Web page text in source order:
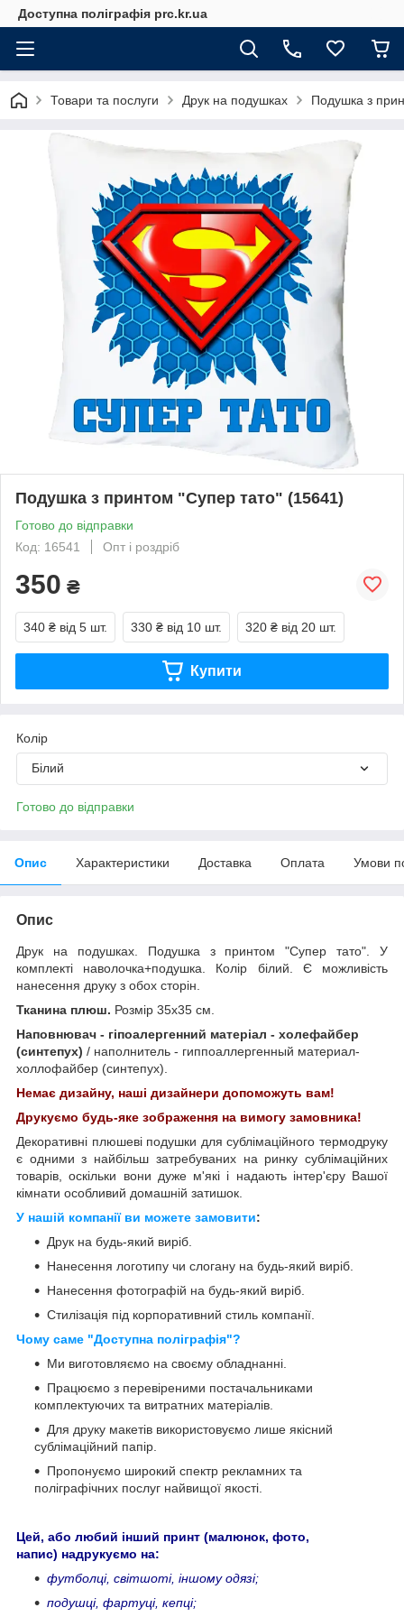
Доступна поліграфія prc.kr.ua
Товари та послуги Друк на подушках Подушка з
Подушка з принтом "Супер тато" (15641)
Готово до відправки
Код: 16541
Опт і роздріб
350 ₴
340 ₴ від 5 шт. 330 ₴ від 10 шт. 320 ₴ від 20 шт.
Купити
Колір
Білий
Готово до відправки
Опис Характеристики Доставка Оплата Умови
Опис
Друк на подушках. Подушка з принтом "Супер тато". У
комплекті наволочка+подушка. Колір білий. Є можливість
нанесення друку з обох сторін.
Тканина плюш. Розмір 35х35 см.
Наповнювач - гіпоалергенний матеріал - холефайбер
(синтепух) / наполнитель - гиппоаллергенный материал-
холлофайбер (синтепух).
Немає дизайну, наші дизайнери допоможуть вам!
Друкуємо будь-яке зображення на вимогу замовника!
Декоративні плюшеві подушки для сублімаційного термодруку
є одними з найбільш затребуваних на ринку сублімаційних
товарів, оскільки вони дуже м'які і надають інтер'єру Вашої
кімнати особливий домашній затишок.
У нашій компанії ви можете замовити:
Друк на будь-який виріб.
Нанесення логотипу чи слогану на будь-який виріб.
Нанесення фотографій на будь-який виріб.
Стилізація під корпоративний стиль компанії.
Чому саме "Доступна поліграфія"?
Ми виготовляємо на своєму обладнанні.
Працюємо з перевіреними постачальниками
комплектуючих та витратних матеріалів.
Для друку макетів використовуємо лише якісний
сублімаційний папір.
Пропонуємо широкий спектр рекламних та
поліграфічних послуг найвищої якості.
Цей, або любий інший принт (малюнок, фото,
напис) надрукуємо на:
футболці, світшоті, іншому одязі;
подушці, фартуці, кепці;